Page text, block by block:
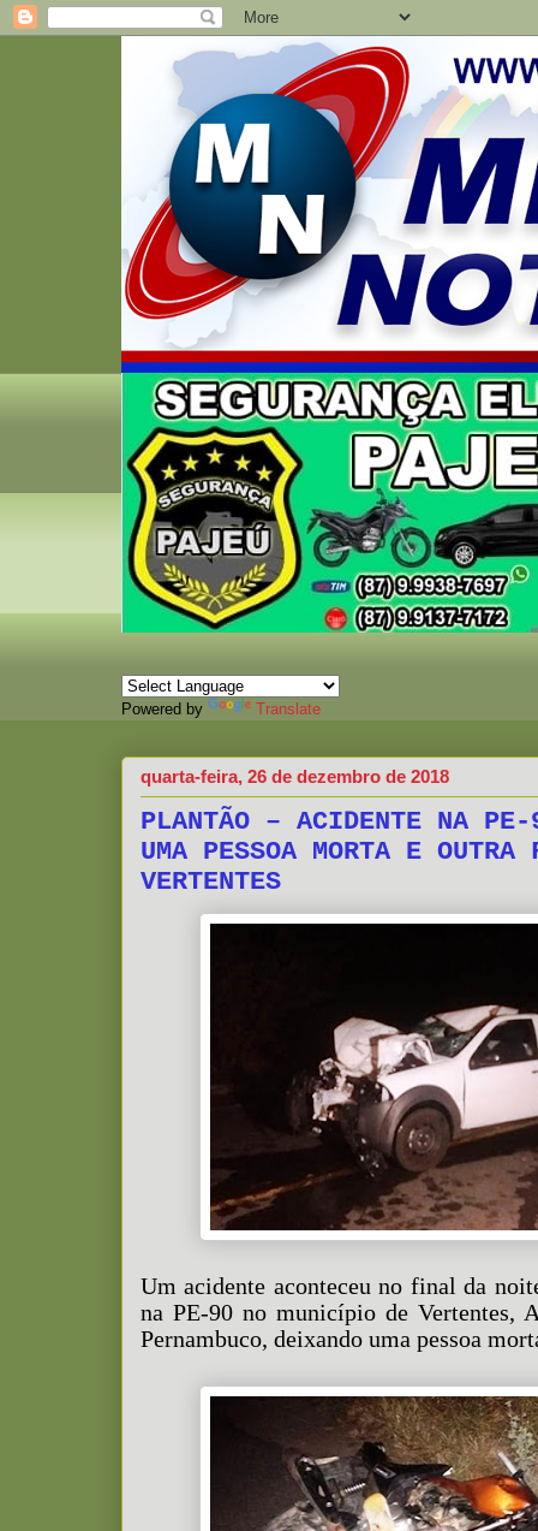
Powered by Translate
quarta-feira, 26 de dezembro de 2018
PLANTÃO – ACIDENTE NA
UMA PESSOA MORTA E OUTRA
VERTENTES
Um acidente aconteceu no final da
na PE-90 no município de Vertentes,
Pernambuco, deixando uma pessoa